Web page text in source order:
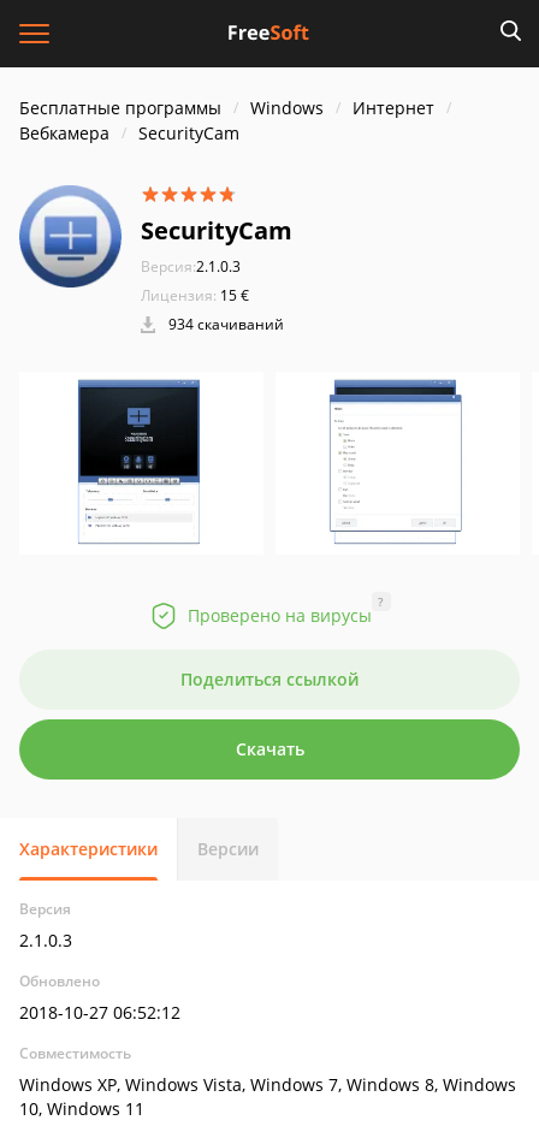
Бесплатные программы Windows
Интернет
Вебкамера
SecurityCam
SecurityCam
Версия:2.1.0.3
Лицензия: 15 €
934 скачиваний
Проверено на вирусы
?
Поделиться ссылкой
Скачать
Характеристики Версии
Версия
2.1.0.3
Обновлено
2018-10-27 06:52:12
Совместимость
Windows XP, Windows Vista, Windows 7, Windows 8, Windows
10, Windows 11